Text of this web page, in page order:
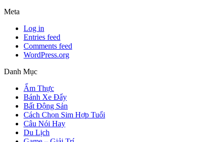
Meta
Log in
Entries feed
Comments feed
WordPress.org
Danh Mục
Ẩm Thực
Bánh Xe Đẩy
Bất Động Sản
Cách Chọn Sim Hợp Tuổi
Câu Nói Hay
Du Lịch